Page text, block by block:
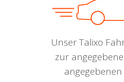
Unser Talixo
zur